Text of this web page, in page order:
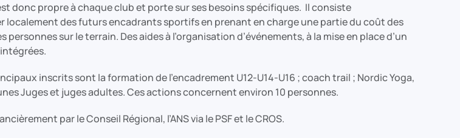
donc propre à chaque club et porte sur ses besoins spécifiques. Il consiste
localement des futurs encadrants sportifs en prenant en charge une partie du coût des
sur le terrain. Des aides à l’organisation d’événements, à la mise en place d’un
inscrits sont la formation de l’encadrement U12-U14-U16 ; coach trail ; Nordic Yoga,
Juges et juges adultes. Ces actions concernent environ 10 personnes.
par le Conseil Régional, l’ANS via le PSF et le CROS.